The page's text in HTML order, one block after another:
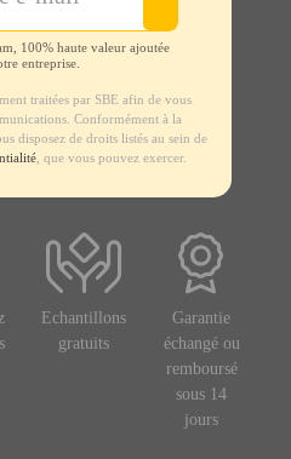
100% haute valeur ajoutée
entreprise.
traitées par SBE afin de vous
Conformément à la
disposez de droits listés au sein de
, que vous pouvez exercer.
Echantillons
gratuits
Garantie
échangé ou
remboursé
sous 14
jours